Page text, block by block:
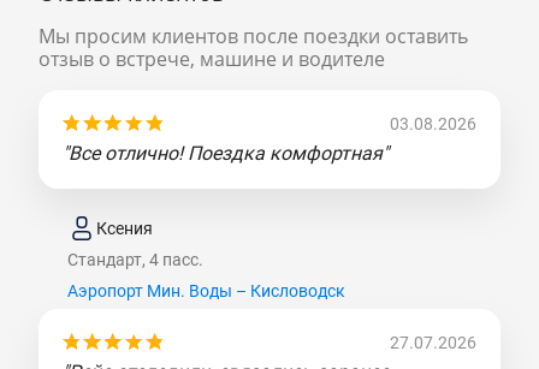
Мы просим клиентов после поездки оставить
отзыв о встрече, машине и водителе
03.08.2026
"Все отлично! Поездка комфортная"
Ксения
Стандарт, 4 пасс.
Аэропорт Мин. Воды – Кисловодск
27.07.2026